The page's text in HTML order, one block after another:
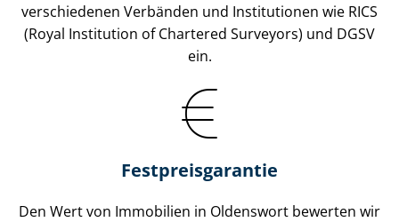
verschiedenen Verbänden und Institutionen wie RICS
(Royal Institution of Chartered Surveyors) und DGSV
ein.
Festpreis​garantie
Den Wert von Immobilien in Oldenswort bewerten wir